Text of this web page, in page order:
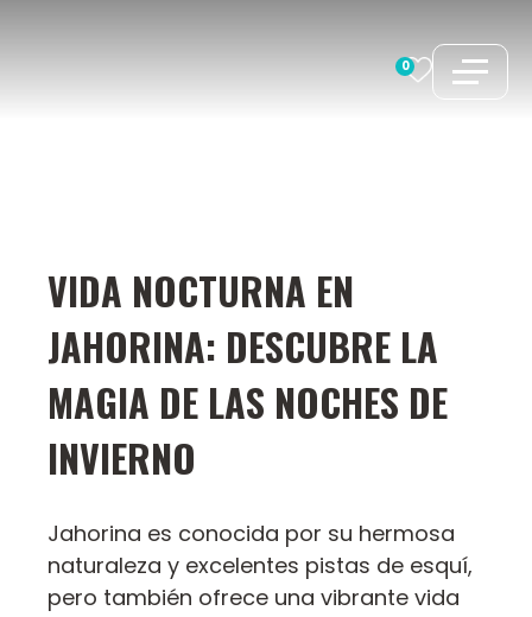
0
VIDA NOCTURNA EN
JAHORINA: DESCUBRE LA
MAGIA DE LAS NOCHES DE
INVIERNO
Jahorina es conocida por su hermosa
naturaleza y excelentes pistas de esquí,
pero también ofrece una vibrante vida